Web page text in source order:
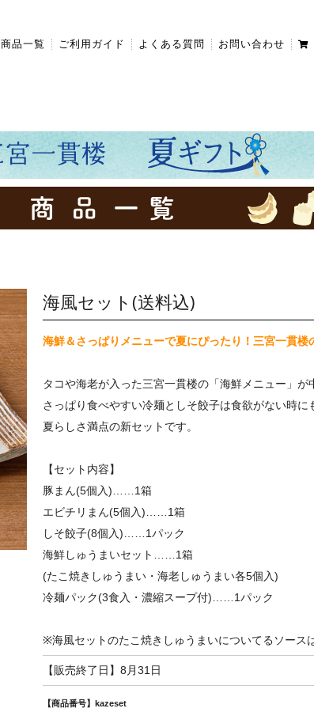
商品一覧 ご利用ガイド よくある質問 お問い合わせ
海風セット(送料込)
海鮮＆さっぱりメニューで夏にぴったり！三宮一貫楼
タコや海老が入った三宮一貫楼の「海鮮メニュー」が
さっぱり食べやすい冷麺としそ餃子は食欲がない時に
夏らしさ満点の新セットです。
【セット内容】
豚まん(5個入)……1箱
エビチリまん(5個入)……1箱
しそ餃子(8個入)……1パック
海鮮しゅうまいセット……1箱
(たこ焼きしゅうまい・海老しゅうまい各5個入)
冷麺パック(3食入・濃縮スープ付)……1パック
※海風セットのたこ焼きしゅうまいについてるソース
【販売終了日】8月31日
【商品番号】kazeset